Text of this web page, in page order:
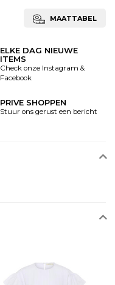
MAATTABEL
ELKE DAG NIEUWE
ITEMS
Check onze Instagram &
Facebook
PRIVE SHOPPEN
Stuur ons gerust een bericht